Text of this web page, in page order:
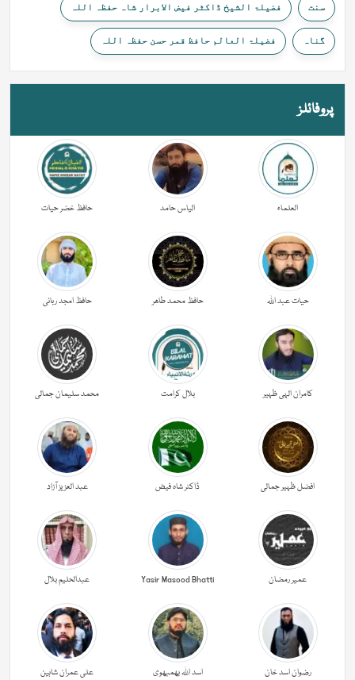
سنت فضیلۃ الشیخ ڈاکٹر فیض الابرار شاہ حفظہ اللہ
گناہ فضیلۃ العالم حافظ قمر حسن حفظہ اللہ
پروفائلز
العلماء الیاس حامد حافظ خضر حیات
حیات عبد اللہ حافظ محمد طاھر حافظ امجد ربانی
کامران الہی ظہیر بلال کرامت محمد سلیمان جمالی
افضل ظہیر جمالی ڈاکٹر شاہ فیض عبد العزیز آزاد
عمیر رمضان Yasir Masood Bhatti عبدالحليم بلال
رضوان اسد خان اسد اللہ بھمبھوی علی عمران شاہین